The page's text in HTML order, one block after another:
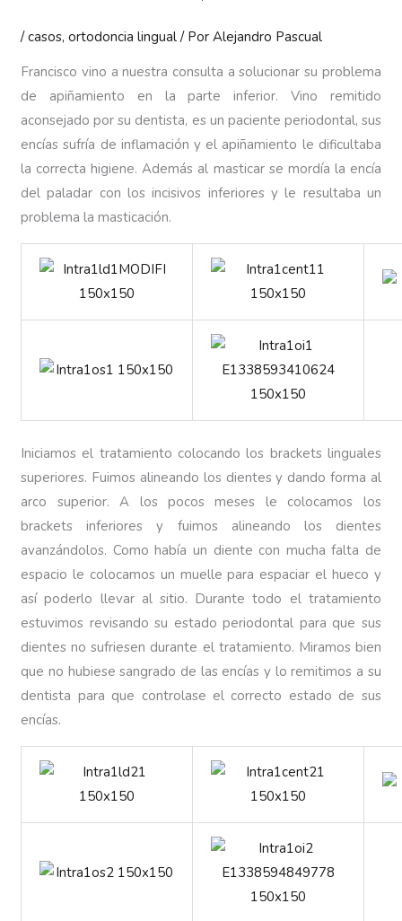
/casos,ortodoncia lingual/ PorAlejandro Pascual
Francisco vino a nuestra consulta a solucionar su problema
de apiñamiento en la parte inferior. Vino remitido
aconsejado por su dentista, es un paciente periodontal, sus
encías sufría de inflamación y el apiñamiento le dificultaba
la correcta higiene. Además al masticar se mordía la encía
del paladar con los incisivos inferiores y le resultaba un
problema la masticación.
Iniciamos el tratamiento colocando los brackets linguales
superiores. Fuimos alineando los dientes y dando forma al
arco superior. A los pocos meses le colocamos los
brackets inferiores y fuimos alineando los dientes
avanzándolos. Como había un diente con mucha falta de
espacio le colocamos un muelle para espaciar el hueco y
así poderlo llevar al sitio. Durante todo el tratamiento
estuvimos revisando su estado periodontal para que sus
dientes no sufriesen durante el tratamiento. Miramos bien
que no hubiese sangrado de las encías y lo remitimos a su
dentista para que controlase el correcto estado de sus
encías.